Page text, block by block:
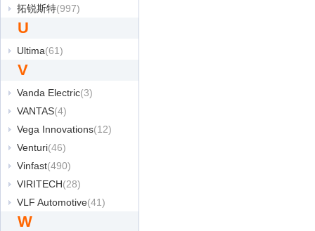
拓锐斯特(997)
U
Ultima(61)
V
Vanda Electric(3)
VANTAS(4)
Vega Innovations(12)
Venturi(46)
Vinfast(490)
VIRITECH(28)
VLF Automotive(41)
W